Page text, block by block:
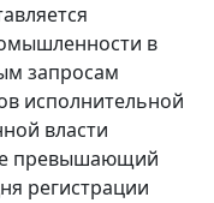
в
запросам
исполнительной
власти
превышающий
регистрации